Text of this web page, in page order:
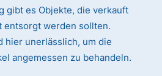
gibt es Objekte, die verkauft
entsorgt werden sollten.
hier unerlässlich, um die
angemessen zu behandeln.